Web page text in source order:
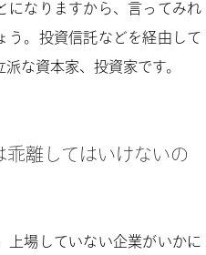
になりますから、言ってみれ
う。投資信託などを経由して
な資本家、投資家です。
離してはいけないの
上場していない企業がいかに